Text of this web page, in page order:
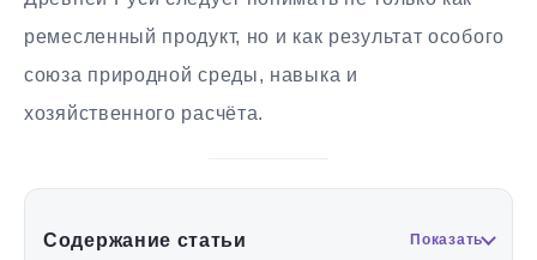
ремесленный продукт, но и как результат особого
союза природной среды, навыка и
хозяйственного расчёта.
Содержание статьи Показать